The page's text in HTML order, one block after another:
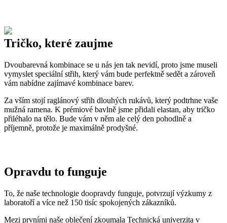
Tričko, které zaujme
Dvoubarevná kombinace se u nás jen tak nevidí, proto jsme museli
vymyslet speciální střih, který vám bude perfektně sedět a zároveň
vám nabídne zajímavé kombinace barev.
Za vším stojí raglánový střih dlouhých rukávů, který podtrhne vaše
mužná ramena. K prémiové bavlně jsme přidali elastan, aby tričko
přiléhalo na tělo. Bude vám v něm ale celý den pohodlně a
příjemně, protože je maximálně prodyšné.
Opravdu to funguje
To, že naše technologie doopravdy funguje, potvrzují výzkumy z
laboratoří a více než 150 tisíc spokojených zákazníků.
Mezi prvními naše oblečení zkoumala Technická univerzita v